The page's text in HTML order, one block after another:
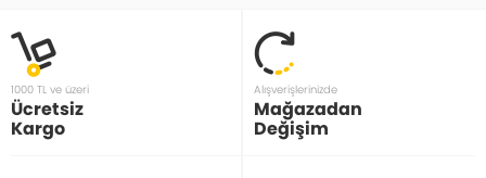
1000 TL ve üzeri
Ücretsiz
Kargo
Alışverişlerinizde
Mağazadan
Değişim